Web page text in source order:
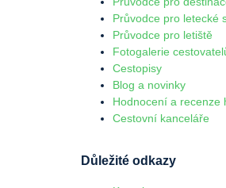
Průvodce pro letecké
Průvodce pro letiště
Fotogalerie
Cestopisy
Blog a novinky
Hodnocení a recenze
Cestovní kanceláře
Důležité odkazy